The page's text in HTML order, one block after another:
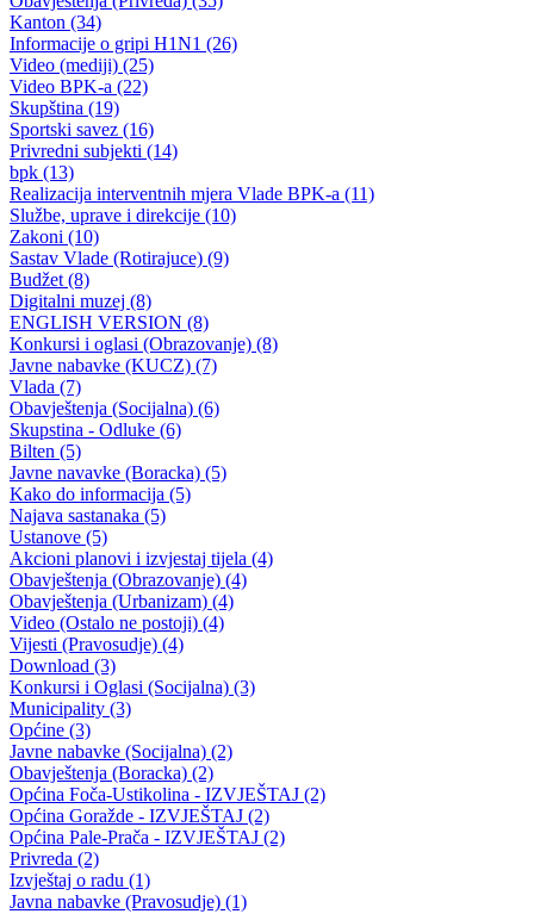
Vlada BPK-a Goražde i „HELP“ realizuju projekt „Smanjenje
siromaštva kroz pomoć u pokretanju malih biznisa
29.11.2006